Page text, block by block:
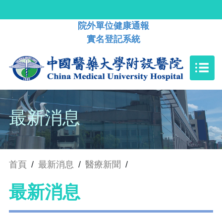
院外單位健康通報
實名登記系統
最新消息
首頁 / 最新消息 / 醫療新聞 /
最新消息